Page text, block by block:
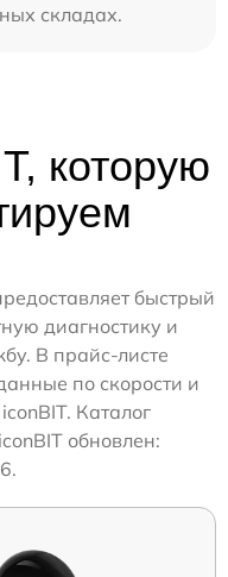
складах.
которую
быстрый
диагностику и
В прайс-листе
по скорости и
Каталог
обновлен: